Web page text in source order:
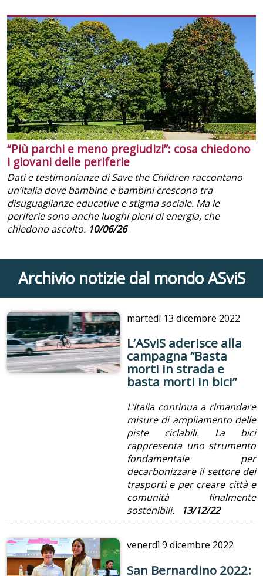
“Più parchi e meno pregiudizi”: cosa chiedono
i giovani delle periferie
Dati e testimonianze di Save the Children raccontano
un’Italia dove bambine e bambini crescono tra
disuguaglianze educative e stigma sociale. Ma le
periferie sono anche luoghi pieni di energia, che
chiedono ascolto. 10/06/26
Archivio notizie dal mondo ASviS
martedì 13 dicembre 2022
L’ASviS aderisce alla
campagna “Basta
morti in strada e
basta morti in bici”
L’Italia continua a rimandare
misure di ampliamento delle
piste ciclabili. La bici
rappresenta uno strumento
fondamentale per
decarbonizzare il settore dei
trasporti e per creare città e
comunità finalmente
sostenibili.
13/12/22
venerdì9 dicembre 2022
San Bernardino 2022: